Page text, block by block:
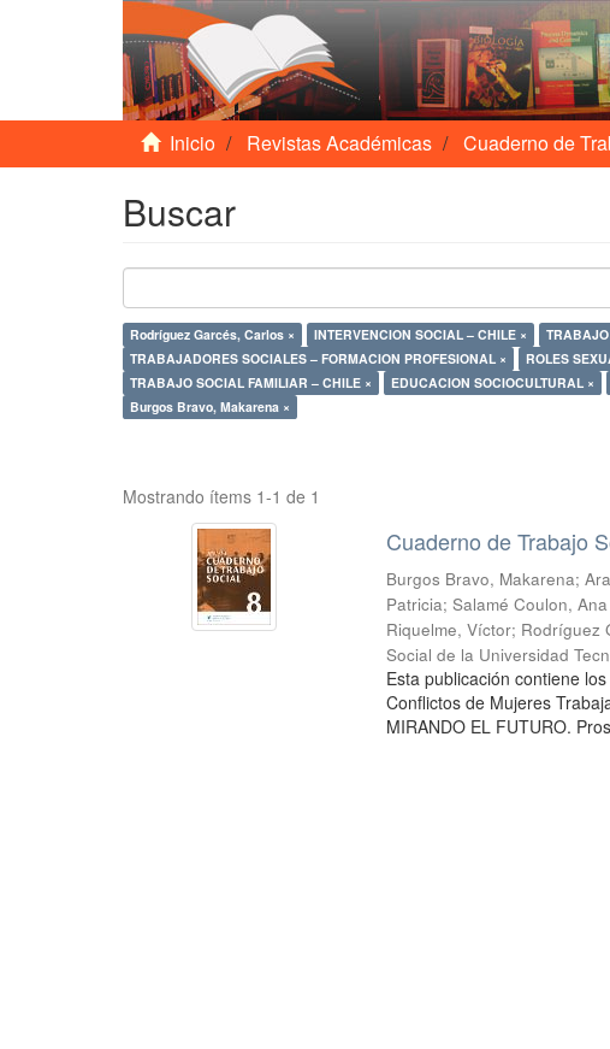
Inicio Revistas Académicas Cuaderno de
Buscar
Rodríguez Garcés, Carlos × INTERVENCION SOCIAL – CHILE ×
TRABAJADORES SOCIALES – FORMACION PROFESIONAL ×
ROLES
TRABAJO SOCIAL FAMILIAR – CHILE ×
EDUCACION SOCIOCULTURAL ×
Burgos Bravo, Makarena ×
Mostrando ítems 1-1 de 1
Cuaderno de Trabajo
Burgos Bravo, Makarena;
Patricia;Salamé Coulon,
Riquelme, Víctor; Rodríguez
Social de la Universidad
Esta publicación contiene
Conflictos de Mujeres
MIRANDO EL FUTURO.